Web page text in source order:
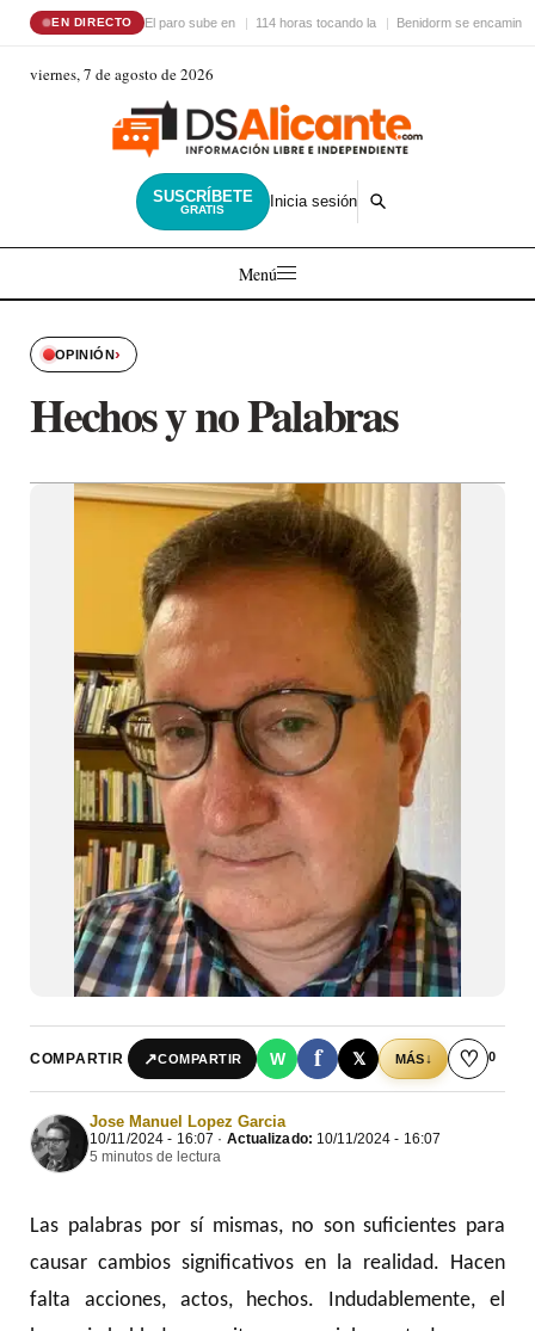
EN DIRECTO El paro sube en 114 horas tocando la Benidorm se encamina
viernes, 7 de agosto de 2026
SUSCRÍBETE
GRATIS Inicia sesión
Menú
OPINIÓN›
Hechos y no Palabras
COMPARTIR ↗COMPARTIR W f 𝕏 MÁS↓ ♡ 0
Jose Manuel Lopez Garcia
10/11/2024 - 16:07 · Actualizado: 10/11/2024 - 16:07
5 minutos de lectura
Las palabras por sí mismas, no son suficientes para
causar cambios significativos en la realidad. Hacen
falta acciones, actos, hechos. Indudablemente, el